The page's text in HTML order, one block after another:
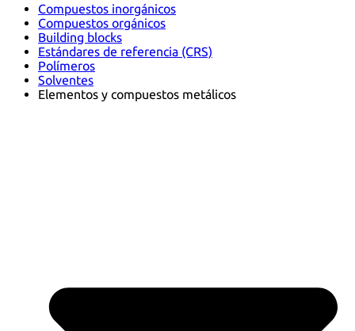
Compuestos inorgánicos
Compuestos orgánicos
Building blocks
Estándares de referencia (CRS)
Polímeros
Solventes
Elementos y compuestos metálicos